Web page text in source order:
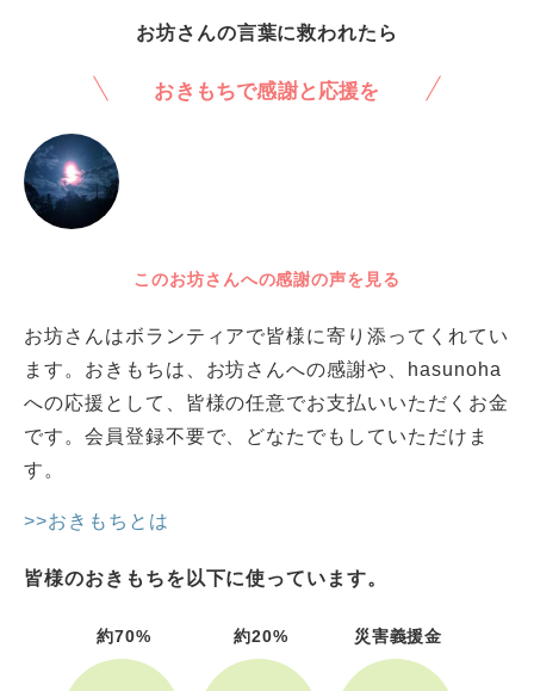
お坊さんの言葉に救われたら
おきもちで感謝と応援を
このお坊さんへの感謝の声を見る
お坊さんはボランティアで皆様に寄り添ってくれてい
ます。おきもちは、お坊さんへの感謝や、hasunoha
への応援として、皆様の任意でお支払いいただくお金
です。会員登録不要で、どなたでもしていただけま
す。
>>おきもちとは
皆様のおきもちを以下に使っています。
約70% 約20% 災害義援金